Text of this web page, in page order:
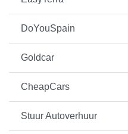
DoYouSpain
Goldcar
CheapCars
Stuur Autoverhuur